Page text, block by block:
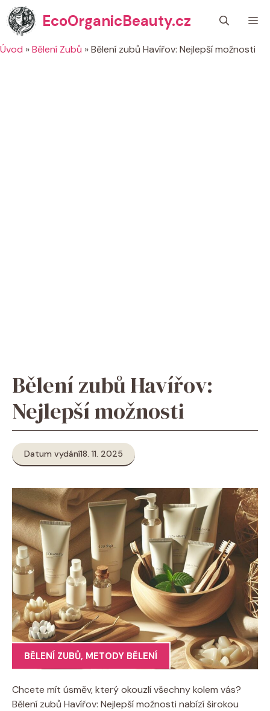
Přeskočit
na
obsah
EcoOrganicBeauty.cz
Úvod »Bělení Zubů »Bělení zubů Havířov: Nejlepší možnosti
Bělení zubů Havířov:
Nejlepší možnosti
Datum vydání18. 11. 2025
BĚLENÍ ZUBŮ, METODY BĚLENÍ
Chcete mít úsměv, který okouzlí všechny kolem vás?
Bělení zubů Havířov: Nejlepší možnosti nabízí širokou